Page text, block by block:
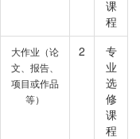
课
程
大作业（论
文、报告、
项目或作品
等）
2
专
业
选
修
课
程